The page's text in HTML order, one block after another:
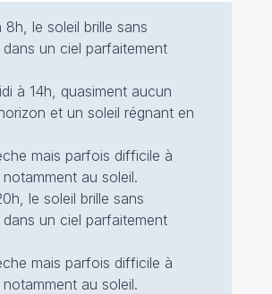
8h, le soleil brille sans
un ciel parfaitement
à 14h, quasiment aucun
et un soleil régnant en
mais parfois difficile à
au soleil.
le soleil brille sans
un ciel parfaitement
mais parfois difficile à
au soleil.